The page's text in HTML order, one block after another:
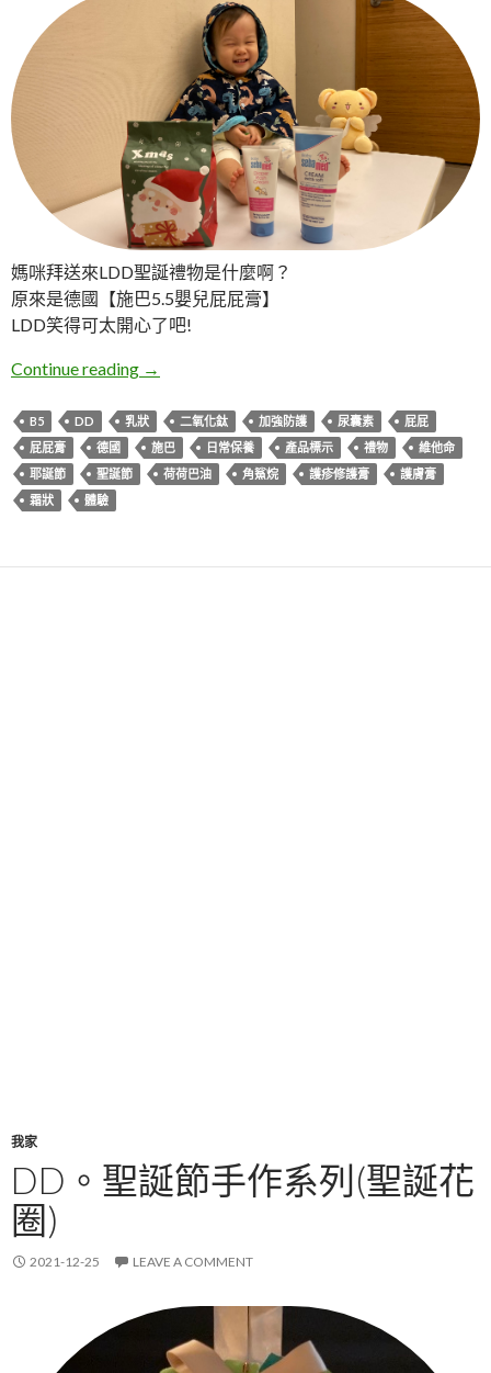
媽咪拜送來LDD聖誕禮物是什麼啊？
原來是德國【施巴5.5嬰兒屁屁膏】
LDD笑得可太開心了吧!
Continue reading 體驗。施巴5.5嬰兒屁屁膏
→
B5 DD 乳狀 二氧化鈦 加強防護 尿囊素
屁屁
屁屁膏
德國 施巴 日常保養 產品標示 禮物
維他命
耶誕節
聖誕節 荷荷巴油 角鯊烷 護疹修護膏
護膚膏
霜狀
體驗
我家
DD。聖誕節手作系列(聖誕花
圈)
2021-12-25 LEAVE A COMMENT